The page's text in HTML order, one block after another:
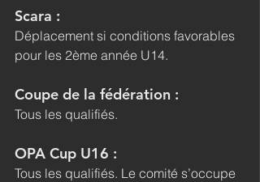
Scara :
Déplacement si conditions favorables
pour les 2ème année U14.
Coupe de la fédération :
Tous les qualifiés.
OPA Cup U16 :
Tous les qualifiés. Le comité s’occupe